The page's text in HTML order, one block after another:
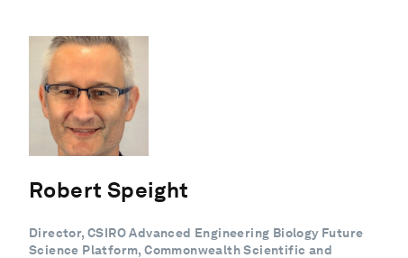
Robert Speight
Director, CSIRO Advanced Engineering Biology Future
Science Platform, Commonwealth Scientific and